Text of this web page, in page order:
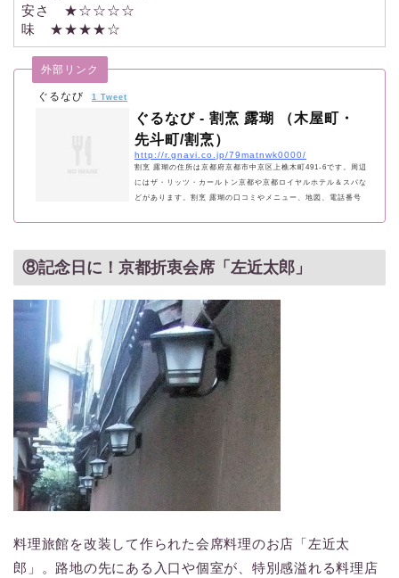
安さ ★☆☆☆☆
味 ★★★★☆
ぐるなび
外部リンク
1 Tweet
ぐるなび - 割烹 露瑚 （木屋町・
先斗町/割烹）
http://r.gnavi.co.jp/79matnwk0000/
割烹 露瑚の住所は京都府京都市中京区上樵木町491-6です。周辺
にはザ・リッツ・カールトン京都や京都ロイヤルホテル＆スパな
どがあります。割烹 露瑚の口コミやメニュー、地図、電話番号
⑧記念日に！京都折衷会席「左近太郎」
料理旅館を改装して作られた会席料理のお店「左近太
郎」。路地の先にある入口や個室が、特別感溢れる料理店